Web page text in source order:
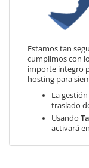
Estamos tan
cumplimos con
importe integro
hosting para
La
traslado
Usando
activará